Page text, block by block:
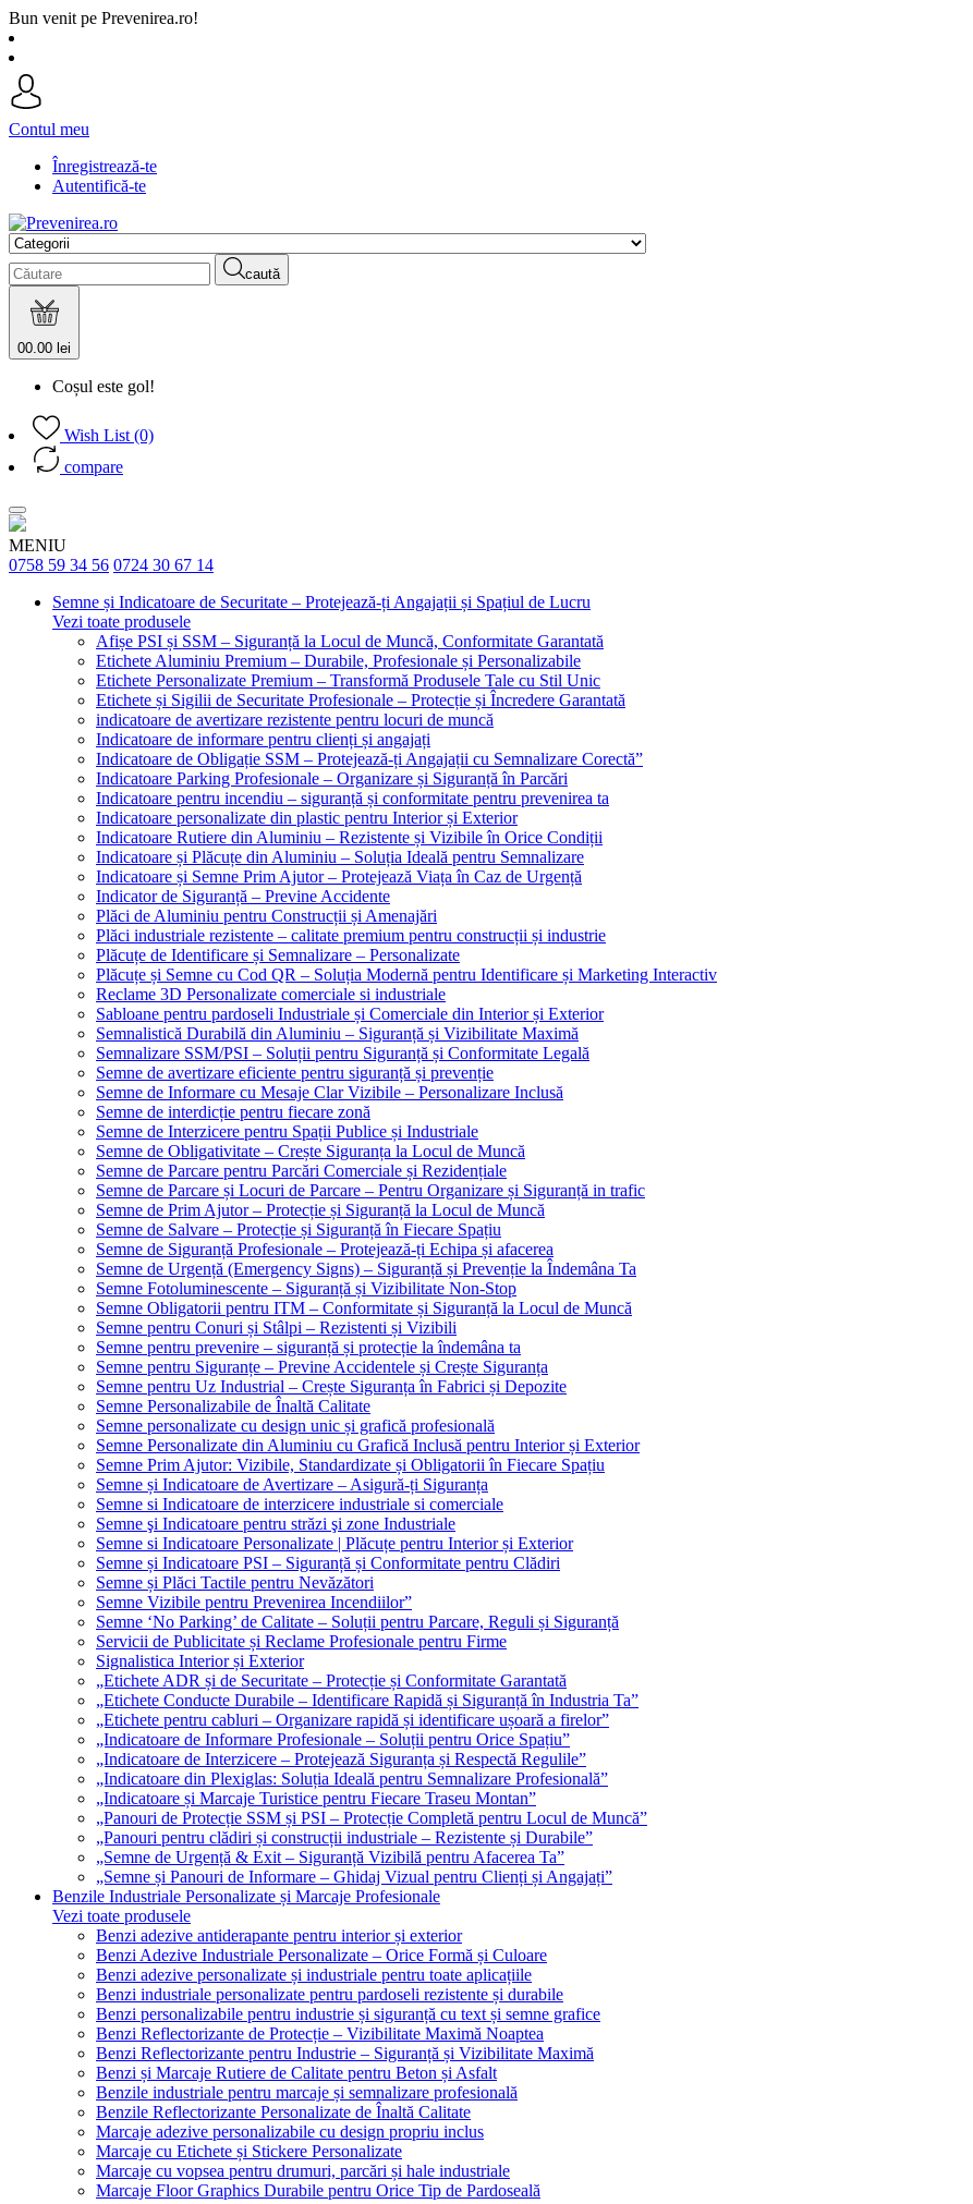
Bun venit pe Prevenirea.ro!
Contul meu
Înregistrează-te
Autentifică-te
caută
00.00 lei
Coșul este gol!
Wish List (0)
compare
MENIU
0758 59 34 56 0724 30 67 14
Semne și Indicatoare de Securitate – Protejează-ți Angajații și Spațiul de Lucru
Vezi toate produsele
Afișe PSI și SSM – Siguranță la Locul de Muncă, Conformitate Garantată
Etichete Aluminiu Premium – Durabile, Profesionale și Personalizabile
Etichete Personalizate Premium – Transformă Produsele Tale cu Stil Unic
Etichete și Sigilii de Securitate Profesionale – Protecție și Încredere Garantată
indicatoare de avertizare rezistente pentru locuri de muncă
Indicatoare de informare pentru clienți și angajați
Indicatoare de Obligație SSM – Protejează-ți Angajații cu Semnalizare Corectă”
Indicatoare Parking Profesionale – Organizare și Siguranță în Parcări
Indicatoare pentru incendiu – siguranță și conformitate pentru prevenirea ta
Indicatoare personalizate din plastic pentru Interior și Exterior
Indicatoare Rutiere din Aluminiu – Rezistente și Vizibile în Orice Condiții
Indicatoare și Plăcuțe din Aluminiu – Soluția Ideală pentru Semnalizare
Indicatoare și Semne Prim Ajutor – Protejează Viața în Caz de Urgență
Indicator de Siguranță – Previne Accidente
Plăci de Aluminiu pentru Construcții și Amenajări
Plăci industriale rezistente – calitate premium pentru construcții și industrie
Plăcuțe de Identificare și Semnalizare – Personalizate
Plăcuțe și Semne cu Cod QR – Soluția Modernă pentru Identificare și Marketing Interactiv
Reclame 3D Personalizate comerciale si industriale
Sabloane pentru pardoseli Industriale și Comerciale din Interior și Exterior
Semnalistică Durabilă din Aluminiu – Siguranță și Vizibilitate Maximă
Semnalizare SSM/PSI – Soluții pentru Siguranță și Conformitate Legală
Semne de avertizare eficiente pentru siguranță și prevenție
Semne de Informare cu Mesaje Clar Vizibile – Personalizare Inclusă
Semne de interdicție pentru fiecare zonă
Semne de Interzicere pentru Spații Publice și Industriale
Semne de Obligativitate – Crește Siguranța la Locul de Muncă
Semne de Parcare pentru Parcări Comerciale și Rezidențiale
Semne de Parcare și Locuri de Parcare – Pentru Organizare și Siguranță in trafic
Semne de Prim Ajutor – Protecție și Siguranță la Locul de Muncă
Semne de Salvare – Protecție și Siguranță în Fiecare Spațiu
Semne de Siguranță Profesionale – Protejează-ți Echipa și afacerea
Semne de Urgență (Emergency Signs) – Siguranță și Prevenție la Îndemâna Ta
Semne Fotoluminescente – Siguranță și Vizibilitate Non-Stop
Semne Obligatorii pentru ITM – Conformitate și Siguranță la Locul de Muncă
Semne pentru Conuri și Stâlpi – Rezistenti și Vizibili
Semne pentru prevenire – siguranță și protecție la îndemâna ta
Semne pentru Siguranțe – Previne Accidentele și Crește Siguranța
Semne pentru Uz Industrial – Crește Siguranța în Fabrici și Depozite
Semne Personalizabile de Înaltă Calitate
Semne personalizate cu design unic și grafică profesională
Semne Personalizate din Aluminiu cu Grafică Inclusă pentru Interior și Exterior
Semne Prim Ajutor: Vizibile, Standardizate și Obligatorii în Fiecare Spațiu
Semne și Indicatoare de Avertizare – Asigură-ți Siguranța
Semne si Indicatoare de interzicere industriale si comerciale
Semne şi Indicatoare pentru străzi şi zone Industriale
Semne si Indicatoare Personalizate | Plăcuțe pentru Interior și Exterior
Semne și Indicatoare PSI – Siguranță și Conformitate pentru Clădiri
Semne și Plăci Tactile pentru Nevăzători
Semne Vizibile pentru Prevenirea Incendiilor”
Semne ‘No Parking’ de Calitate – Soluții pentru Parcare, Reguli și Siguranță
Servicii de Publicitate și Reclame Profesionale pentru Firme
Signalistica Interior și Exterior
„Etichete ADR și de Securitate – Protecție și Conformitate Garantată
„Etichete Conducte Durabile – Identificare Rapidă și Siguranță în Industria Ta”
„Etichete pentru cabluri – Organizare rapidă și identificare ușoară a firelor”
„Indicatoare de Informare Profesionale – Soluții pentru Orice Spațiu”
„Indicatoare de Interzicere – Protejează Siguranța și Respectă Regulile”
„Indicatoare din Plexiglas: Soluția Ideală pentru Semnalizare Profesională”
„Indicatoare și Marcaje Turistice pentru Fiecare Traseu Montan”
„Panouri de Protecție SSM și PSI – Protecție Completă pentru Locul de Muncă”
„Panouri pentru clădiri și construcții industriale – Rezistente și Durabile”
„Semne de Urgență & Exit – Siguranță Vizibilă pentru Afacerea Ta”
„Semne și Panouri de Informare – Ghidaj Vizual pentru Clienți și Angajați”
Benzile Industriale Personalizate și Marcaje Profesionale
Vezi toate produsele
Benzi adezive antiderapante pentru interior și exterior
Benzi Adezive Industriale Personalizate – Orice Formă și Culoare
Benzi adezive personalizate și industriale pentru toate aplicațiile
Benzi industriale personalizate pentru pardoseli rezistente și durabile
Benzi personalizabile pentru industrie și siguranță cu text și semne grafice
Benzi Reflectorizante de Protecție – Vizibilitate Maximă Noaptea
Benzi Reflectorizante pentru Industrie – Siguranță și Vizibilitate Maximă
Benzi și Marcaje Rutiere de Calitate pentru Beton și Asfalt
Benzile industriale pentru marcaje și semnalizare profesională
Benzile Reflectorizante Personalizate de Înaltă Calitate
Marcaje adezive personalizabile cu design propriu inclus
Marcaje cu Etichete și Stickere Personalizate
Marcaje cu vopsea pentru drumuri, parcări și hale industriale
Marcaje Floor Graphics Durabile pentru Orice Tip de Pardoseală